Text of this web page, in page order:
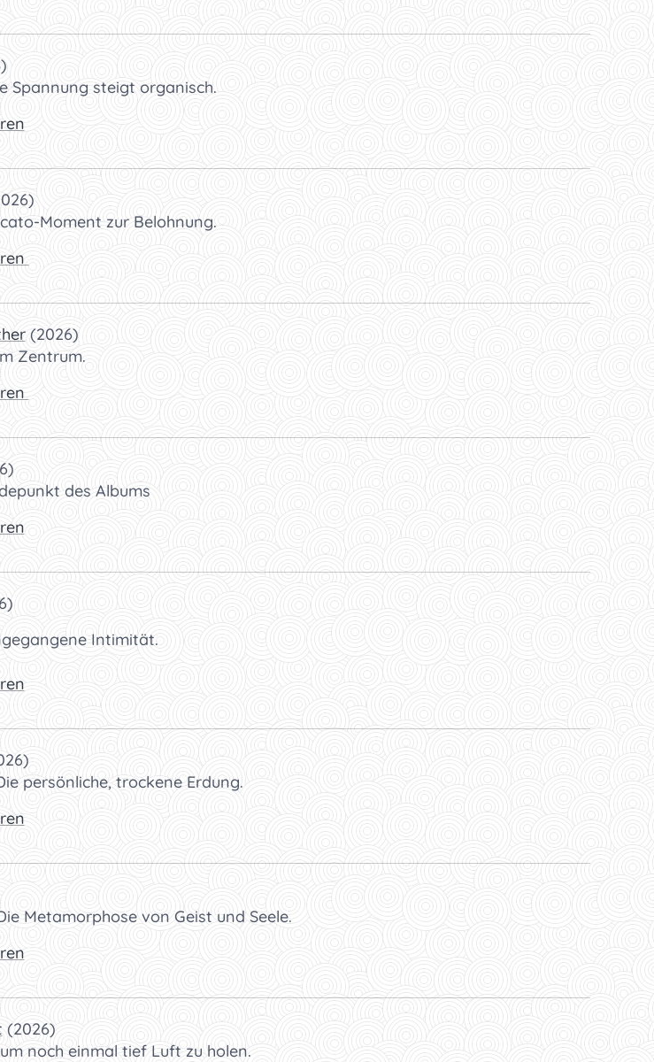
Spannung steigt organisch.
Moment zur Belohnung.
(2026)
Zentrum.
des Albums
Intimität.
persönliche, trockene Erdung.
Metamorphose von Geist und Seele.
(2026)
noch einmal tief Luft zu holen.